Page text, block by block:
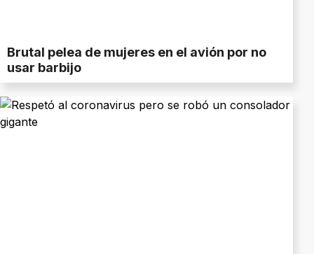
Brutal pelea de mujeres en el avión por no
usar barbijo